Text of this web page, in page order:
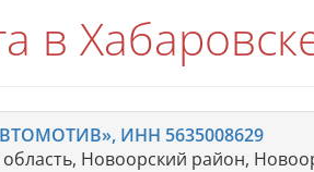
в
ИНН 5635008629
Новоорский район,